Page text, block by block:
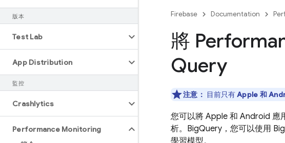
版本
Test Lab
App Distribution
監控
Crashlytics
Performance Monitoring
Firebase Documentation
將
Query
注意： 目前只有Apple 和
您可以將 Apple 和 Android 應
析。 BigQuery ，您可以使用
學習模型。